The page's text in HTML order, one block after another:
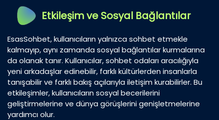
Etkileşim ve Sosyal Bağlantılar
EsasSohbet, kullanıcıların yalnızca sohbet etmekle
kalmayıp, aynı zamanda sosyal bağlantılar kurmalarına
da olanak tanır. Kullanıcılar, sohbet odaları aracılığıyla
yeni arkadaşlar edinebilir, farklı kültürlerden insanlarla
tanışabilir ve farklı bakış açılarıyla iletişim kurabilirler. Bu
etkileşimler, kullanıcıların sosyal becerilerini
geliştirmelerine ve dünya görüşlerini genişletmelerine
yardımcı olur.